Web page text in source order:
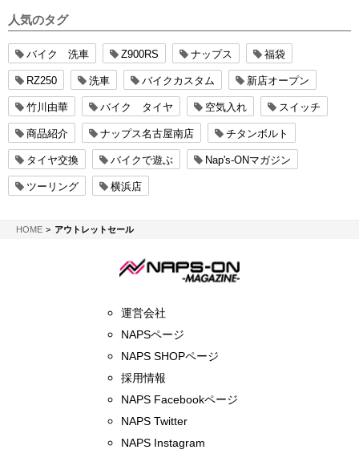
人気のタグ
バイク 洗車 Z900RS ナップス 福袋
RZ250 洗車 バイクカスタム 新店オープン
竹川由華 バイク タイヤ 空気入れ スイッチ
商品紹介 ナップス名古屋南店 チタンボルト
タイヤ交換 バイクで遊ぶ Nap's-ONマガジン
ツーリング 横浜店
HOMENAPS-ON マガジン
アウトレットセール
運営会社
NAPSページ
NAPS SHOPページ
採用情報
NAPS Facebookページ
NAPS Twitter
NAPS Instagram